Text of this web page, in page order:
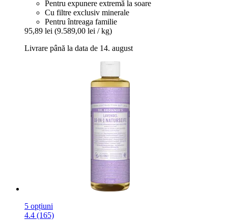
Pentru expunere extremă la soare
Cu filtre exclusiv minerale
Pentru întreaga familie
95,89 lei (9.589,00 lei / kg)
Livrare până la data de 14. august
5 opțiuni
4.4 (165)